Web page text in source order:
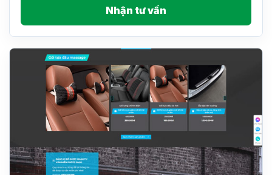
Nhận tư vấn